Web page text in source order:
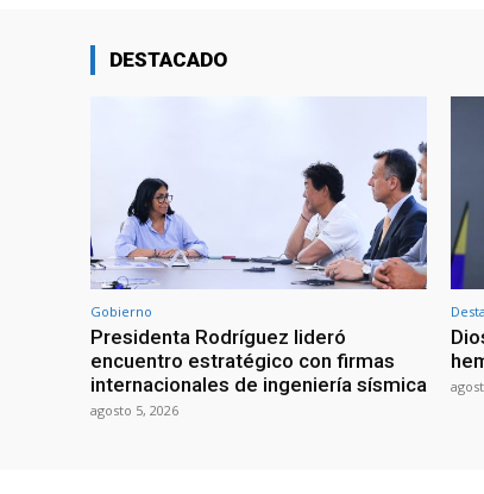
DESTACADO
Gobierno
Presidenta Rodríguez lideró
encuentro estratégico con firmas
internacionales de ingeniería sísmica
agosto 5, 2026